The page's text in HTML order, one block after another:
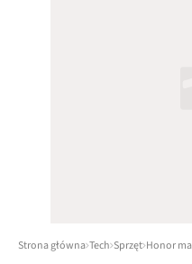
Strona główna Tech Sprzęt